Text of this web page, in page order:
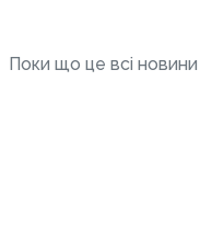
Поки що це всі новини